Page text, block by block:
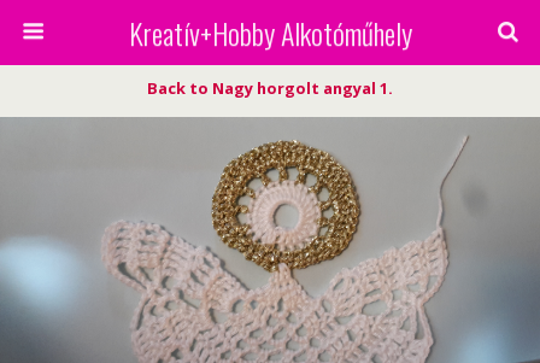
Kreatív+Hobby Alkotóműhely
Back to Nagy horgolt angyal 1.